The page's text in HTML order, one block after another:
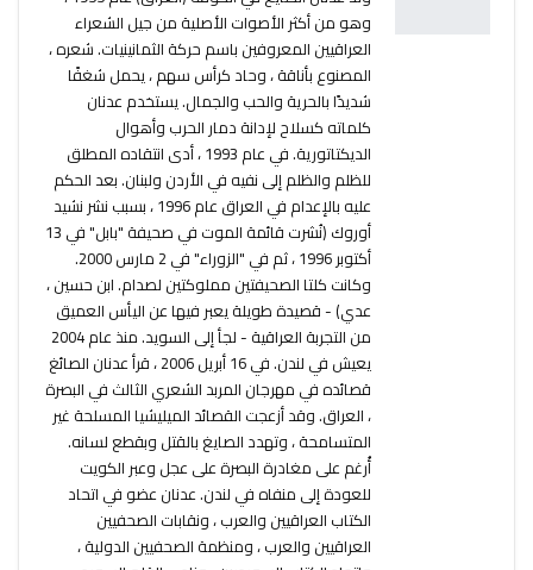
وهو من أكثر الأصوات الأصلية من جيل الشعراء
العراقيين المعروفين باسم حركة الثمانينيات. شعره ،
المصنوع بأناقة ، وحاد كرأس سهم ، يحمل شغفًا
شديدًا بالحرية والحب والجمال. يستخدم عدنان
كلماته كسلاح لإدانة دمار الحرب وأهوال
الديكتاتورية. في عام 1993 ، أدى انتقاده المطلق
للظلم والظلم إلى نفيه في الأردن ولبنان. بعد الحكم
عليه بالإعدام في العراق عام 1996 ، بسبب نشر نشيد
أوروك (نُشرت قائمة الموت في صحيفة "بابل" في 13
أكتوبر 1996 ، ثم في "الزوراء" في 2 مارس 2000.
وكانت كلتا الصحيفتين مملوكتين لصدام. ابن حسين ،
عدي) - قصيدة طويلة يعبر فيها عن اليأس العميق
من التجربة العراقية - لجأ إلى السويد. منذ عام 2004
يعيش في لندن. في 16 أبريل 2006 ، قرأ عدنان الصائغ
قصائده في مهرجان المربد الشعري الثالث في البصرة
، العراق. وقد أزعجت القصائد الميليشيا المسلحة غير
المتسامحة ، وتهدد الصايغ بالقتل وبقطع لسانه.
أُرغم على مغادرة البصرة على عجل وعبر الكويت
للعودة إلى منفاه في لندن. عدنان عضو في اتحاد
الكتاب العراقيين والعرب ، ونقابات الصحفيين
العراقيين والعرب ، ومنظمة الصحفيين الدولية ،